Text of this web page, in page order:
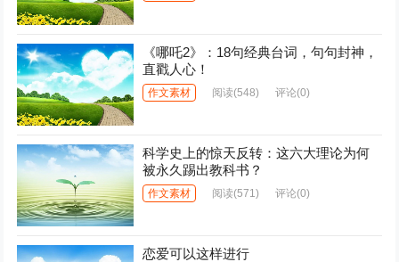
《哪吒2》：18句经典台词，句句封神，
直戳人心！
作文素材 阅读(548) 评论(0)
科学史上的惊天反转：这六大理论为何
被永久踢出教科书？
作文素材 阅读(571) 评论(0)
恋爱可以这样进行